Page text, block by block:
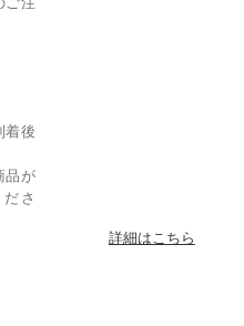
着後
品が
さ
詳細はこちら